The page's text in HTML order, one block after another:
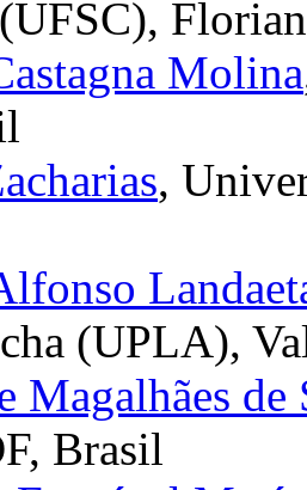
Molina
,
(UPLA),
Magalhães de
Brasil